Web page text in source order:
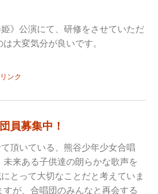
》公演にて、研修をさせていただ
大変気分が良いです。
ンク
員募集中！
頂いている、熊谷少年少女合唱
未来ある子供達の朗らかな歌声を
とって大切なことだと考えていま
が、合唱団のみんなと再会する